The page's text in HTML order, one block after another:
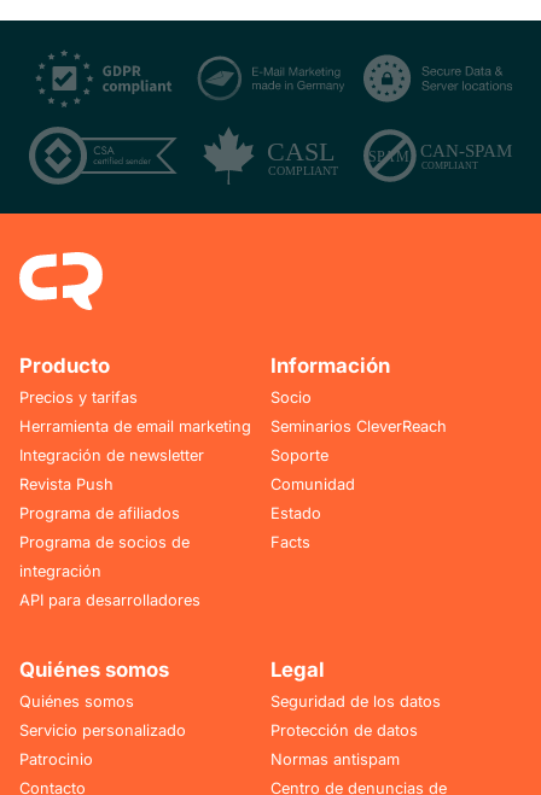
Producto
Precios y tarifas
Herramienta de email marketing
Integración de newsletter
Revista Push
Programa de afiliados
Programa de socios de
integración
API para desarrolladores
Información
Socio
Seminarios CleverReach
Soporte
Comunidad
Estado
Facts
Quiénes somos
Quiénes somos
Servicio personalizado
Patrocinio
Contacto
Legal
Seguridad de los datos
Protección de datos
Normas antispam
Centro de denuncias de